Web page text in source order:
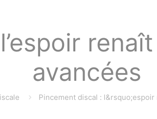
avancées
Pincement discal :